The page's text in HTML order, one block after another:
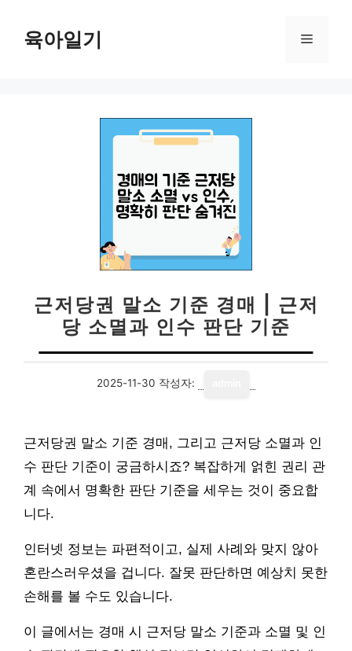
육아일기 메
근저당권 말소 기준 경매 | 근저
당 소멸과 인수 판단 기준
2025-11-30 작성자:
근저당권 말소 기준 경매, 그리고 근저당 소멸과 인
수 판단 기준이 궁금하시죠? 복잡하게 얽힌 권리 관
계 속에서 명확한 판단 기준을 세우는 것이 중요합
니다.
인터넷 정보는 파편적이고, 실제 사례와 맞지 않아
혼란스러우셨을 겁니다. 잘못 판단하면 예상치 못한
손해를 볼 수도 있습니다.
이 글에서는 경매 시 근저당 말소 기준과 소멸 및 인